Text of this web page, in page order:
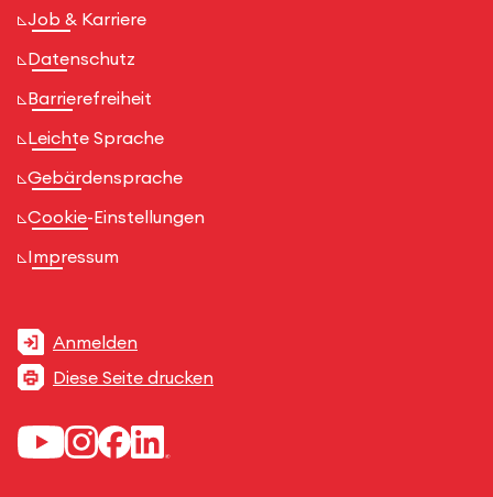
Job & Karriere
Datenschutz
Barrierefreiheit
Leichte Sprache
Gebärdensprache
Cookie-Einstellungen
Impressum
Anmelden
Diese Seite drucken